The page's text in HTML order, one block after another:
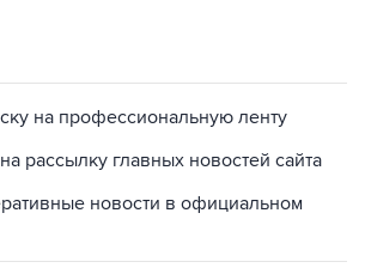
на профессиональную ленту
рассылку главных новостей сайта
новости в официальном